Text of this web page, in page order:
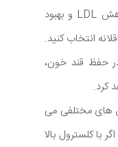
غذاهایی باشد که ممکن است به کاهش LDL و بهبود
انتخاب کنید.
حفظ قند خون،
کرد.
های مختلفی می
با کلسترول بالا